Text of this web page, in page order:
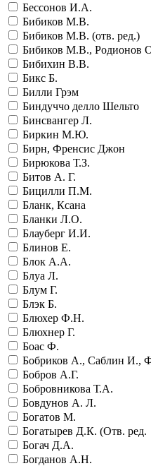
Бессонов И.А.
Бибиков М.В.
Бибиков М.В. (отв. ред.)
Бибиков М.В., Родионов
Бибихин В.В.
Бикс Б.
Билли Грэм
Биндуччо делло Шельто
Бинсвангер Л.
Биркин М.Ю.
Бирн, Френсис Джон
Бирюкова Т.З.
Битов А. Г.
Бицилли П.М.
Бланк, Ксана
Бланки Л.О.
Блауберг И.И.
Блинов Е.
Блок А.А.
Блуа Л.
Блум Г.
Блэк Б.
Блюхер Ф.Н.
Блюхнер Г.
Боас Ф.
Бобриков А., Саблин И.,
Бобров А.Г.
Бобровникова Т.А.
Бовдунов А. Л.
Богатов М.
Богатырев Д.К. (Отв. ред.
Богач Д.А.
Богданов А.Н.